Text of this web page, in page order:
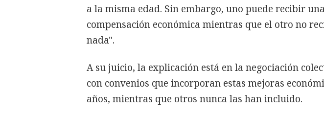
a la misma edad. Sin embargo, uno puede recibir
compensación económica mientras que el otro no
nada".
A su juicio, la explicación está en la negociación
con convenios que incorporan estas mejoras
años, mientras que otros nunca las han incluido.